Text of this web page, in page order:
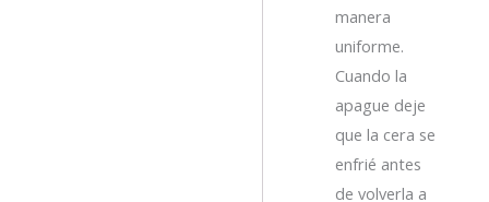
manera
uniforme.
Cuando la
apague deje
que la cera se
enfrié antes
de volverla a